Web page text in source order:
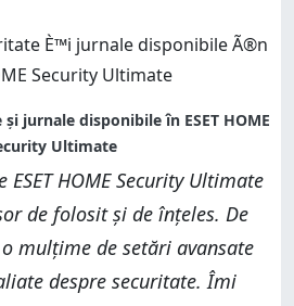
HOME Security Ultimate
de folosit și de înțeles. De
mulțime de setări avansate
despre securitate. Îmi